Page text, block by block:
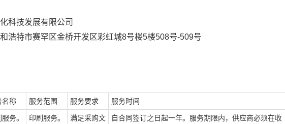
科技发展有限公司
浩特市赛罕区金桥开发区彩虹城8号楼5楼508号-509号
名称 服务范围 服务要求 服务时间
务。 印刷服务。
满足采购文
自合同签订之日起一年。服务期限内，供应商必须在收